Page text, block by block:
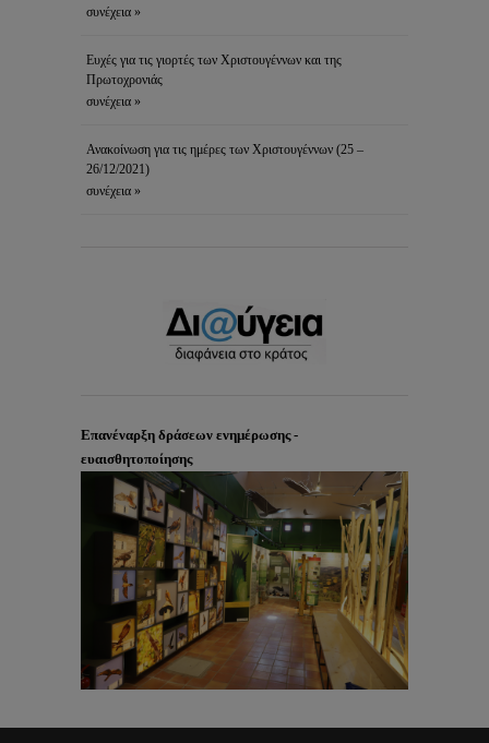
συνέχεια »
Ευχές για τις γιορτές των Χριστουγέννων και της
Πρωτοχρονιάς
συνέχεια »
Ανακοίνωση για τις ημέρες των Χριστουγέννων (25 –
26/12/2021)
συνέχεια »
Επανέναρξη δράσεων ενημέρωσης -
ευαισθητοποίησης